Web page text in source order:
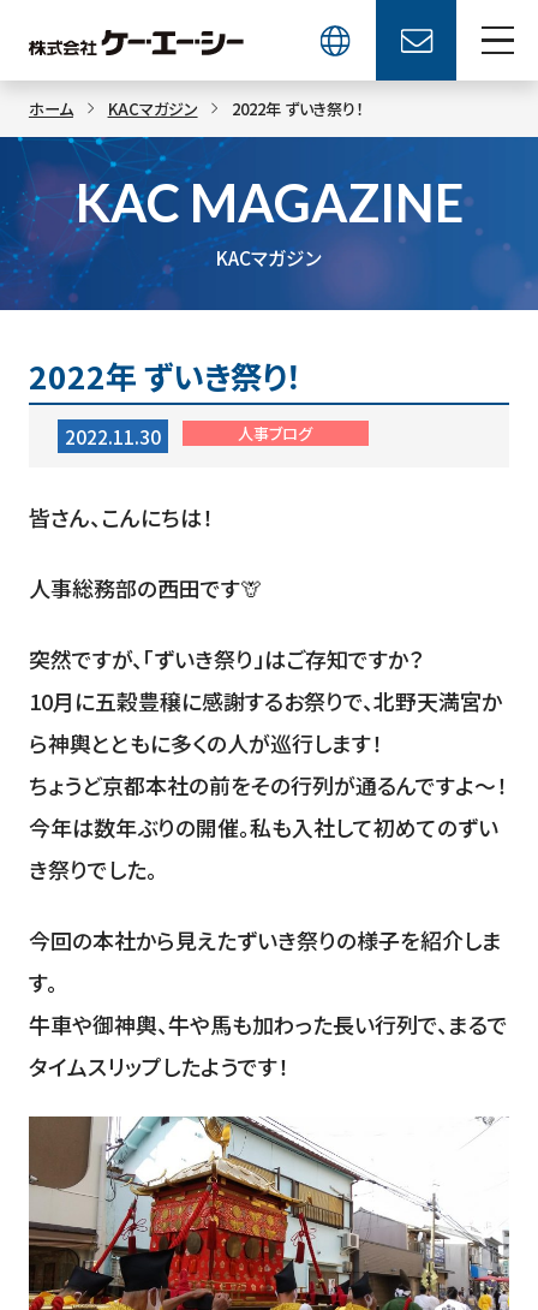
ホーム KACマガジン 2022年 ずいき祭り！
KAC MAGAZINE
KACマガジン
2022年 ずいき祭り！
2022.11.30 人事ブログ
皆さん、こんにちは！
人事総務部の西田です🦒
突然ですが、「ずいき祭り」はご存知ですか？
10月に五穀豊穣に感謝するお祭りで、北野天満宮か
ら神輿とともに多くの人が巡行します！
ちょうど京都本社の前をその行列が通るんですよ～！
今年は数年ぶりの開催。私も入社して初めてのずい
き祭りでした。
今回の本社から見えたずいき祭りの様子を紹介しま
す。
牛車や御神輿、牛や馬も加わった長い行列で、まるで
タイムスリップしたようです！